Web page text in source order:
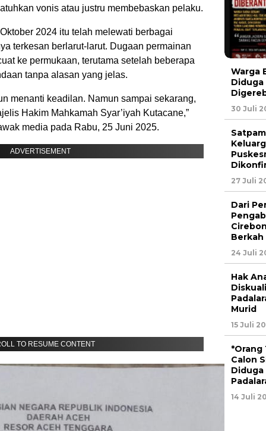
vonis atau justru membebaskan pelaku.
2024 itu telah melewati berbagai
terkesan berlarut-larut. Dugaan permainan
ke permukaan, terutama setelah beberapa
tanpa alasan yang jelas.
menanti keadilan. Namun sampai sekarang,
Hakim Mahkamah Syar’iyah Kutacane,”
media pada Rabu, 25 Juni 2025.
ADVERTISEMENT
TO RESUME CONTENT
Warga
Diduga
30 Juli
27 Juli
Dari
Berkah
24 Juli
Hak
Murid
15 Juli
*Orang
Calon
Diduga
14 Juli